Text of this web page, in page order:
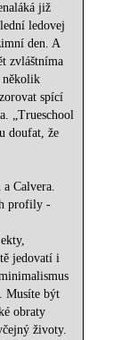
již
ledovej
den. A
zvláštníma
několik
spící
„Trueschool
doufat, že
Calvera.
profily -
jedovatí i
Musíte být
obraty
životy.